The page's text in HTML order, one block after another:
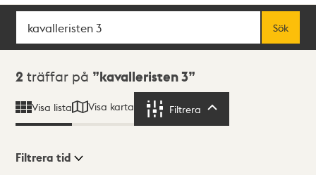
Sök
Sök
Sökresultat
2 träffar på kavalleristen 3
Visa lista Visa karta Filtrera
Filtrera tid